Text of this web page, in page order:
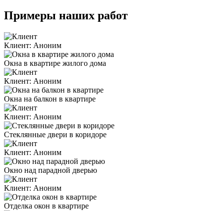
Примеры наших работ
Клиент: Аноним
Окна в квартире жилого дома
Клиент: Аноним
Окна на балкон в квартире
Клиент: Аноним
Стеклянные двери в коридоре
Клиент: Аноним
Окно над парадной дверью
Клиент: Аноним
Отделка окон в квартире